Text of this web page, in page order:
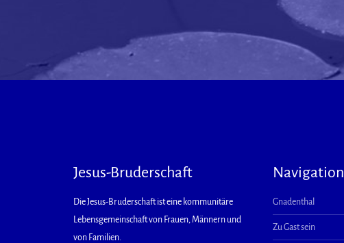
Jesus-Bruderschaft
Die Jesus-Bruderschaft ist eine kommunitäre
Lebensgemeinschaft von Frauen, Männern und
von Familien.
Navigation
Gnadenthal
Zu Gast sein